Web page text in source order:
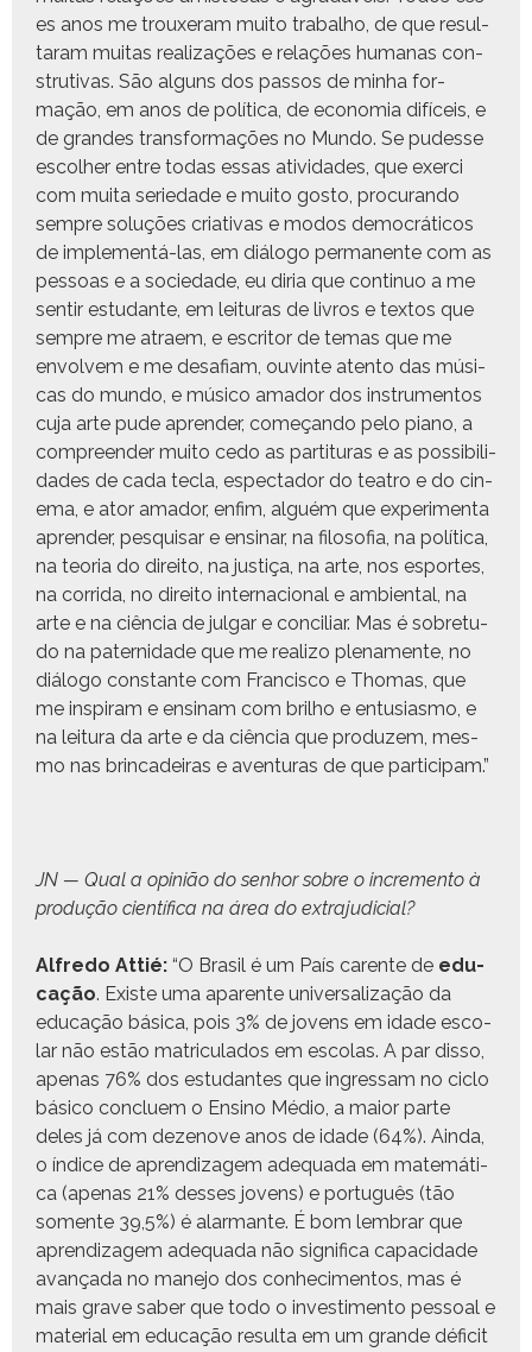
es anos me troux­er­am muito tra­bal­ho, de que resul­
taram muitas real­iza­ções e relações humanas con­
stru­ti­vas. São alguns dos pas­sos de min­ha for­
mação, em anos de políti­ca, de econo­mia difí­ceis, e
de grandes trans­for­mações no Mun­do. Se pudesse
escol­her entre todas essas ativi­dades, que exer­ci
com mui­ta seriedade e muito gos­to, procu­ran­do
sem­pre soluções cria­ti­vas e mod­os democráti­cos
de imple­men­tá-las, em diál­o­go per­ma­nente com as
pes­soas e a sociedade, eu diria que con­tin­uo a me
sen­tir estu­dante, em leituras de livros e tex­tos que
sem­pre me atraem, e escritor de temas que me
envolvem e me desafi­am, ouvinte aten­to das músi­
cas do mun­do, e músi­co amador dos instru­men­tos
cuja arte pude apren­der, começan­do pelo piano, a
com­preen­der muito cedo as par­ti­turas e as pos­si­bil­i­
dades de cada tecla, espec­ta­dor do teatro e do cin­
e­ma, e ator amador, enfim, alguém que exper­i­men­ta
apren­der, pesquis­ar e ensi­nar, na filosofia, na políti­ca,
na teo­ria do dire­ito, na justiça, na arte, nos esportes,
na cor­ri­da, no dire­ito inter­na­cional e ambi­en­tal, na
arte e na ciên­cia de jul­gar e con­cil­iar. Mas é sobre­tu­
do na pater­nidade que me real­i­zo ple­na­mente, no
diál­o­go con­stante com Fran­cis­co e Thomas, que
me inspi­ram e ensi­nam com bril­ho e entu­si­as­mo, e
na leitu­ra da arte e da ciên­cia que pro­duzem, mes­
mo nas brin­cadeiras e aven­turas de que participam.”
JN — Qual a opinião do sen­hor sobre o incre­men­to à
pro­dução cien­tí­fi­ca na área do extrajudicial?
Alfre­do Attié: “O Brasil é um País car­ente de edu­
cação. Existe uma aparente uni­ver­sal­iza­ção da
edu­cação bási­ca, pois 3% de jovens em idade esco­
lar não estão matric­u­la­dos em esco­las. A par dis­so,
ape­nas 76% dos estu­dantes que ingres­sam no ciclo
bási­co con­cluem o Ensi­no Médio, a maior parte
deles já com dezen­ove anos de idade (64%). Ain­da,
o índice de apren­diza­gem ade­qua­da em matemáti­
ca (ape­nas 21% dess­es jovens) e por­tuguês (tão
somente 39,5%) é alar­mante. É bom lem­brar que
apren­diza­gem ade­qua­da não sig­nifi­ca capaci­dade
avança­da no mane­jo dos con­hec­i­men­tos, mas é
mais grave saber que todo o inves­ti­men­to pes­soal e
mate­r­i­al em edu­cação resul­ta em um grande déficit